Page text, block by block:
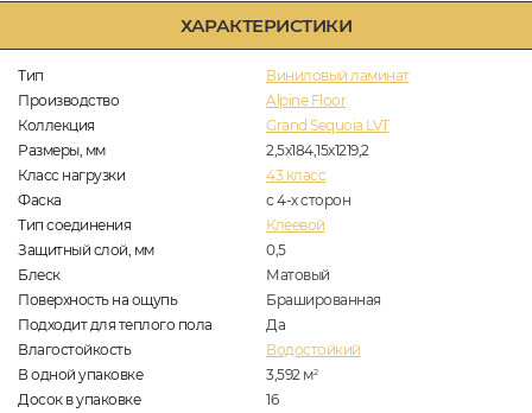
ХАРАКТЕРИСТИКИ
Тип
Виниловый ламинат
Производство
Alpine Floor
Коллекция
Grand Sequoia LVT
Размеры, мм
2,5х184,15х1219,2
Класс нагрузки
43 класс
Фаска
с 4-х сторон
Тип соединения
Клеевой
Защитный слой, мм
0,5
Блеск
Матовый
Поверхность на ощупь
Брашированная
Подходит для теплого пола
Да
Влагостойкость
Водостойкий
В одной упаковке
3,592 м2
Досок в упаковке
16